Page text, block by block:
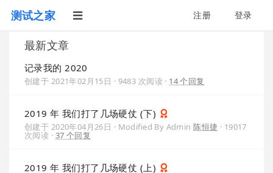
测试之家 注册 登录
最新文章
记录我的 2020
创建于 2021年02月15日 · 9483 次阅读 · 14 个回复
2019 年 我们打了几场硬仗 (下)
创建于 2020年04月26日 · Modified By Admin 陈恒捷 · 19017
次阅读 · 37 个回复
2019 年 我们打了几场硬仗 (上)